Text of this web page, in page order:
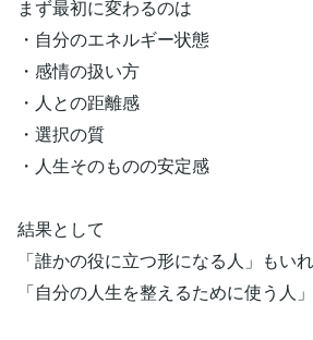
まず最初に変わるのは
・自分のエネルギー状態
・感情の扱い方
・人との距離感
・選択の質
・人生そのものの安定感
結果として
「誰かの役に立つ形になる人」もい
「自分の人生を整えるために使う人